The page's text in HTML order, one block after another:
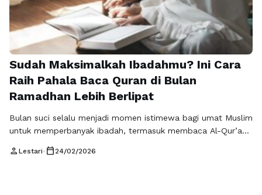
Sudah Maksimalkah Ibadahmu? Ini Cara
Raih Pahala Baca Quran di Bulan
Ramadhan Lebih Berlipat
Bulan suci selalu menjadi momen istimewa bagi umat Muslim
untuk memperbanyak ibadah, termasuk membaca Al-Qur’an.
romadhon dilipatgandakan, sehingga setiap huruf yang
person Lestari• calendar_today 24/02/2026